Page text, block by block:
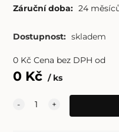
Záruční doba: 24
Dostupnost: skladem
0Kč Cena bez DPH od
0 Kč ks